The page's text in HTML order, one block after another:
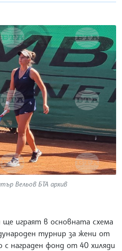
Вельов БТА архив
ще играят в основната схема
турнир за жени от
с награден фонд от 40 хиляди